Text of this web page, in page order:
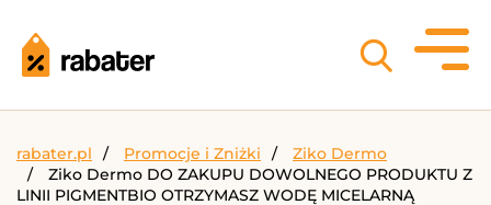
rabater.pl Promocje i Zniżki
Ziko Dermo
Ziko Dermo DO ZAKUPU DOWOLNEGO PRODUKTU Z
LINII PIGMENTBIO OTRZYMASZ WODĘ MICELARNĄ